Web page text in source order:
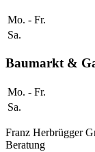
Mo. - Fr.
Sa.
Baumarkt &
Mo. - Fr.
Sa.
Franz Herbrügger
Beratung